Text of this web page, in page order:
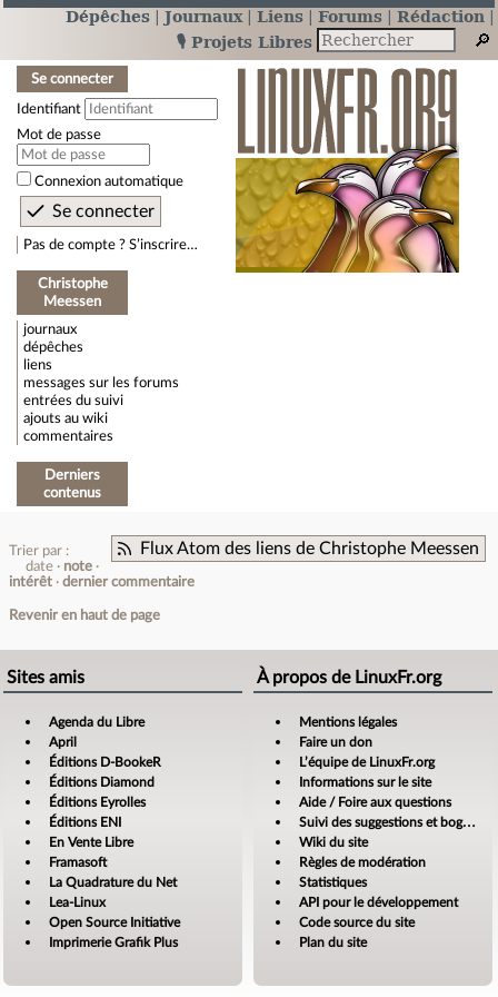
Dépêches Journaux Liens Forums
Rédaction
🎙️ Projets Libres
Se connecter
Identifiant
Mot de passe
Connexion automatique
Pas de compte ? S’inscrire…
Christophe
Meessen
journaux
dépêches
liens
messages sur les forums
entrées du suivi
ajouts au wiki
commentaires
Derniers
contenus
Flux Atom des liens de Christophe Meessen
Trier par :
date
note
intérêt
dernier commentaire
Revenir en haut de page
Sites amis
Agenda du Libre
April
Éditions D-BookeR
Éditions Diamond
Éditions Eyrolles
Éditions ENI
En Vente Libre
Framasoft
La Quadrature du Net
Lea-Linux
Open Source Initiative
Imprimerie Grafik Plus
À propos de LinuxFr.org
Mentions légales
Faire un don
L’équipe de LinuxFr.org
Informations sur le site
Aide / Foire aux questions
Suivi des suggestions et bogues
Wiki du site
Règles de modération
Statistiques
API pour le développement
Code source du site
Plan du site